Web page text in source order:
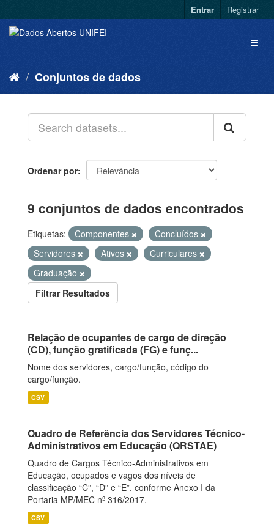
Entrar Registrar
Conjuntos de dados
Ordenar por
9 conjuntos de dados encontrados
Etiquetas: Componentes
Concluídos
Servidores
Ativos
Curriculares
Graduação
Filtrar Resultados
Relação de ocupantes de cargo de direção
(CD), função gratificada (FG) e funç...
Nome dos servidores, cargo/função, código do
cargo/função.
CSV
Quadro de Referência dos Servidores Técnico-
Administrativos em Educação (QRSTAE)
Quadro de Cargos Técnico-Administrativos em
Educação, ocupados e vagos dos níveis de
classificação “C”, “D” e “E”, conforme Anexo I da
Portaria MP/MEC nº 316/2017.
CSV